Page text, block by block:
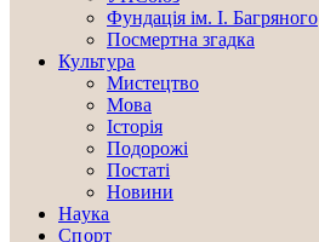
Фундація ім. І. Багряного
Посмертна згадка
Культура
Мистецтво
Мова
Історія
Подорожі
Постаті
Новини
Наука
Спорт